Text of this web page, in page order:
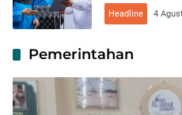
Headline 4
Pemerintahan